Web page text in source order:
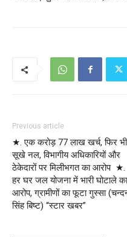
Previous article
★. एक करोड़ 77 लाख खर्च, फिर भी
सूखे नल, विभागीय अधिकारियों और
ठेकेदारों पर मिलीभगत का आरोप ★.
हर घर जल योजना में भारी घोटाले का
आरोप, ग्रामीणों का फूटा गुस्सा
सिंह बिष्ट) “स्टार खबर”